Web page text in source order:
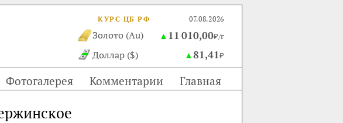
КУРС ЦБ РФ 07.08.2026
Золото (Au) ▲ 11 010,00₽/г
Доллар ($) ▲81,41₽
Фотогалерея Комментарии Главная